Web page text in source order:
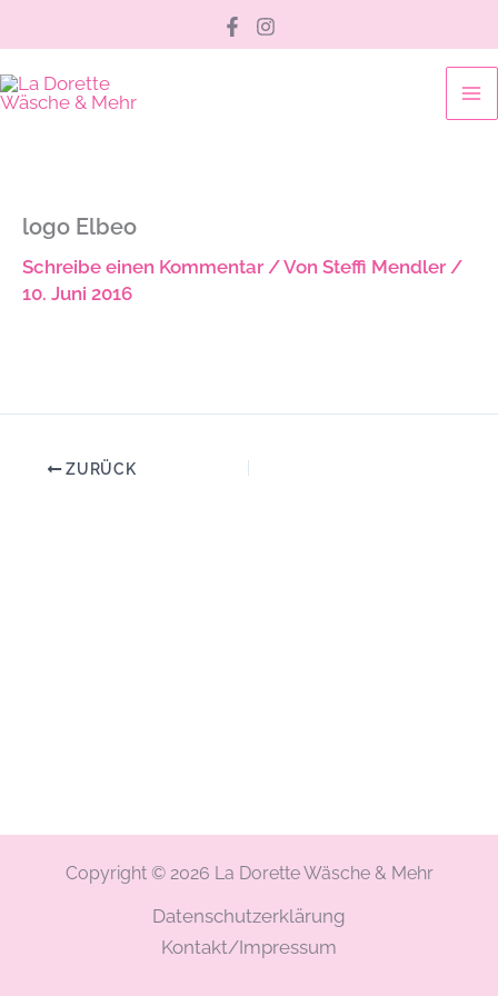
Inhalt
springen
logo Elbeo
Schreibe einen Kommentar / Von Steffi Mendler /
10. Juni 2016
ZURÜCK
Copyright © 2026 La Dorette Wäsche & Mehr
Datenschutzerklärung
Kontakt/Impressum